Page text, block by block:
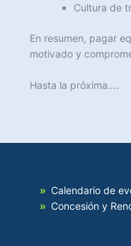
Cultura de
En resumen, pagar
motivado y
Hasta la próxima….
Calendario de
Concesión y